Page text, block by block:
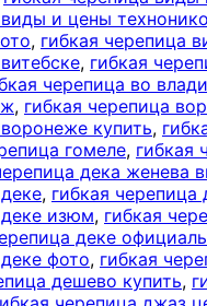
и цены
, гибкая черепица
, гибкая
черепица во
, гибкая черепица
купить,
гомеле, гибкая
дека женева
, гибкая черепица
деке изюм, гибкая
деке
фото, гибкая
дешево купить,